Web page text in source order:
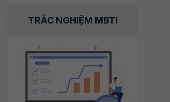
TRẮC NGHIỆM MBTI